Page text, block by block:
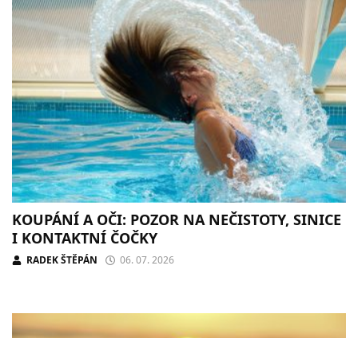
KOUPÁNÍ A OČI: POZOR NA NEČISTOTY, SINICE
I KONTAKTNÍ ČOČKY
RADEK ŠTĚPÁN 06. 07. 2026